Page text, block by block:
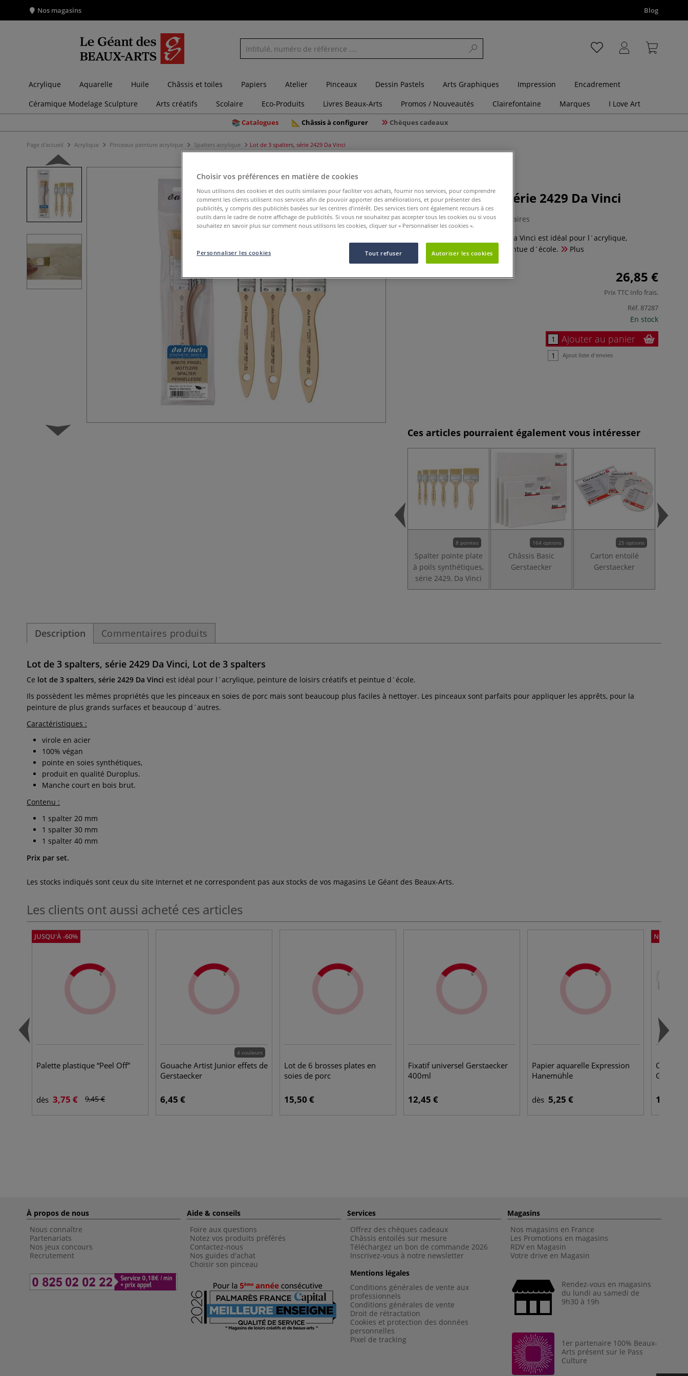
Nos magasins Blog
Acrylique Aquarelle Huile Châssis et toiles Papiers Atelier Pinceaux Dessin Pastels Arts Graphiques Impression
Encadrement
Céramique Modelage Sculpture
Arts créatifs Scolaire Eco-Produits Livres Beaux-Arts Promos / Nouveautés Clairefontaine Marques I Love Art
Catalogues Châssis à configurer Chèques cadeaux
Page d'accueil Acrylique Pinceaux peinture acrylique Spalters acrylique Lot de 3 spalters, série 2429 Da Vinci
Lot de 3 spalters, série 2429 Da Vinci
0 Commentaires
Ce Lot de 3 spalters, série 2429 Da Vinci est idéal pour l´acrylique,
peinture de loisirs créatifs et peintue d´école.
Plus
26,85 €
Prix TTC Info frais.
Réf. 87287
En stock
Ajouter au panier
Ajout liste d'envies
Ces articles pourraient également vous intéresser
8 pointes
Spalter pointe plate
à poils synthétiques,
série 2429, Da Vinci
164 options
Châssis Basic
Gerstaecker
25 options
Carton entoilé
Gerstaecker
Description Commentaires produits
Lot de 3 spalters, série 2429 Da Vinci, Lot de 3 spalters
Ce lot de 3 spalters, série 2429 Da Vinci est idéal pour l´acrylique, peinture de loisirs créatifs et peintue d´école.
Ils possèdent les mêmes propriétés que les pinceaux en soies de porc mais sont beaucoup plus faciles à nettoyer. Les pinceaux sont parfaits pour appliquer les apprêts, pour la
peinture de plus grands surfaces et beaucoup d´autres.
Caractéristiques :
virole en acier
100% végan
pointe en soies synthétiques,
produit en qualité Duroplus.
Manche court en bois brut.
Contenu :
1 spalter 20 mm
1 spalter 30 mm
1 spalter 40 mm
Prix par set.
Les stocks indiqués sont ceux du site Internet et ne correspondent pas aux stocks de vos magasins Le Géant des Beaux-Arts.
Les clients ont aussi acheté ces articles
JUSQU'À -60%
Palette plastique “Peel Off”
dès 3,75 € 9,45 €
4 couleurs
Gouache Artist Junior effets de
Gerstaecker
6,45 €
Lot de 6 brosses plates en
soies de porc
15,50 €
Fixatif universel Gerstaecker
400ml
12,45 €
Papier aquarelle Expression
Hanemühle
dès 5,25 €
NOUVEAU
Coffret
109,95
À propos de nous
Nous connaître
Partenariats
Nos jeux concours
Recrutement
Aide & conseils
Foire aux questions
Notez vos produits préférés
Contactez-nous
Nos guides d'achat
Choisir son pinceau
Services
Offrez des chèques cadeaux
Châssis entoilés sur mesure
Téléchargez un bon de commande 2026
Inscrivez-vous à notre newsletter
Mentions légales
Conditions générales de vente aux
professionnels
Conditions générales de vente
Droit de rétractation
Cookies et protection des données
personnelles
Pixel de tracking
Magasins
Nos magasins en France
Les Promotions en magasins
RDV en Magasin
Votre drive en Magasin
Rendez-vous en magasins
du lundi au samedi de
9h30 à 19h
1er partenaire 100% Beaux-
Arts présent sur le Pass
Culture
Choisir vos préférences en matière de cookies
Nous utilisons des cookies et des outils similaires pour faciliter vos achats, fournir nos services, pour comprendre
comment les clients utilisent nos services afin de pouvoir apporter des améliorations, et pour présenter des
publicités, y compris des publicités basées sur les centres d’intérêt. Des services tiers ont également recours à ces
outils dans le cadre de notre affichage de publicités. Si vous ne souhaitez pas accepter tous les cookies ou si vous
souhaitez en savoir plus sur comment nous utilisons les cookies, cliquer sur « Personnaliser les cookies ».
Tout refuser Autoriser les cookies
Personnaliser les cookies